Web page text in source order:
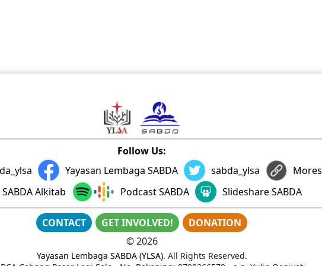
Follow Us:
Yayasan Lembaga SABDA sabda_ylsa
Mores
SABDA Alkitab
Podcast SABDA Slideshare SABDA
CONTACT GET INVOLVED!
DONATION
©2026
Yayasan Lembaga SABDA (YLSA). All Rights Reserved.